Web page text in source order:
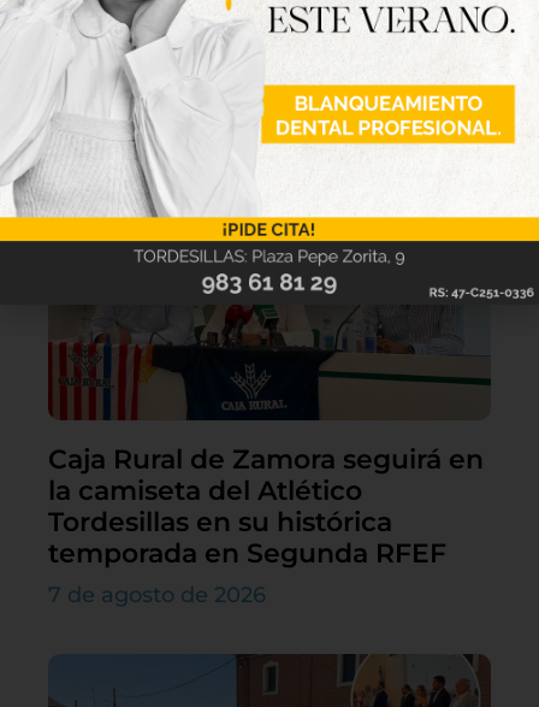
Lo último
Caja Rural de Zamora seguirá en
la camiseta del Atlético
Tordesillas en su histórica
temporada en Segunda RFEF
7 de agosto de 2026